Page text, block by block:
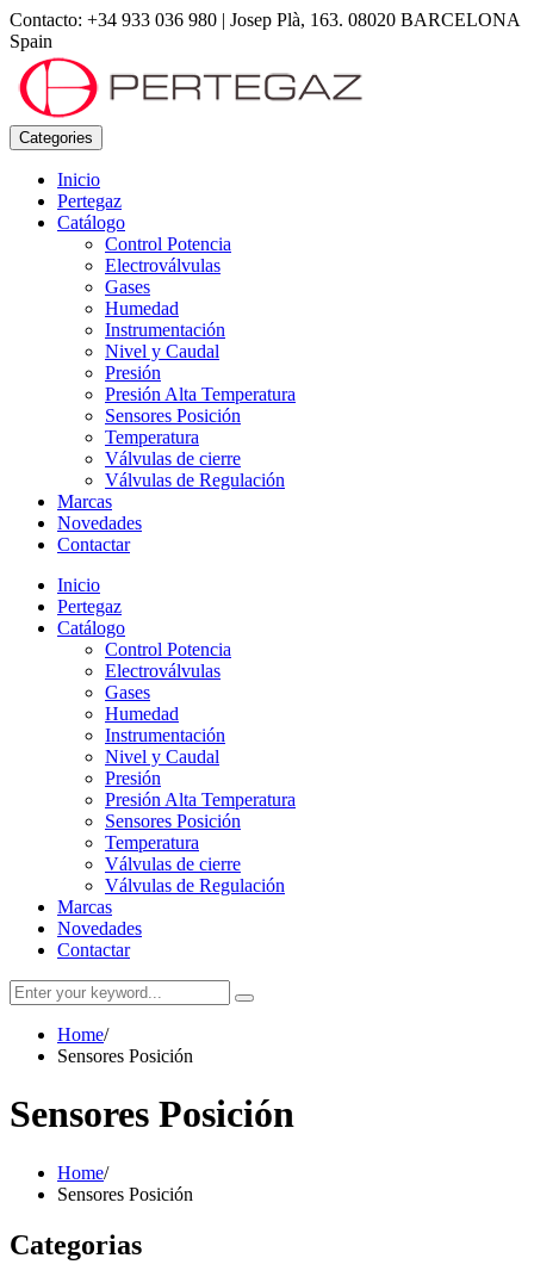
Contacto: +34 933 036 980 | Josep Plà, 163. 08020 BARCELONA
Spain
Categories
Inicio
Pertegaz
Catálogo
Control Potencia
Electroválvulas
Gases
Humedad
Instrumentación
Nivel y Caudal
Presión
Presión Alta Temperatura
Sensores Posición
Temperatura
Válvulas de cierre
Válvulas de Regulación
Marcas
Novedades
Contactar
Inicio
Pertegaz
Catálogo
Control Potencia
Electroválvulas
Gases
Humedad
Instrumentación
Nivel y Caudal
Presión
Presión Alta Temperatura
Sensores Posición
Temperatura
Válvulas de cierre
Válvulas de Regulación
Marcas
Novedades
Contactar
Home/
Sensores Posición
Sensores Posición
Home/
Sensores Posición
Categorias